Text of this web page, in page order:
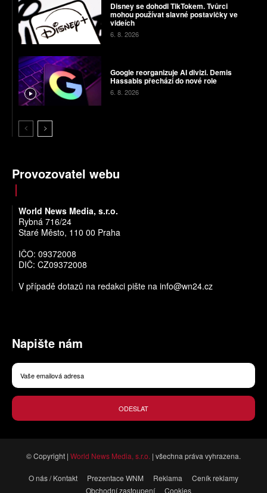
Disney se dohodl TikTokem. Tvůrci
mohou používat slavné postavičky ve
videích
6. 8. 2026
Google reorganizuje AI divizi. Demis
Hassabis přechází do nové role
6. 8. 2026
Provozovatel webu
World News Media, s.r.o.
Rybná 716/24
Staré Město, 110 00 Praha
IČO: 09372008
DIČ: CZ09372008
V případě dotazů na redakci pište na info@wn24.cz
Napište nám
ODESLAT
© Copyright | World News Media, s.r.o. | všechna práva vyhrazena.
O nás / Kontakt Prezentace WNM Reklama
Ceník reklamy
Obchodní zastoupení
Cookies